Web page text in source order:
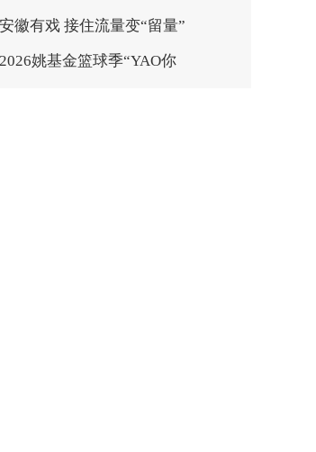
安徽有戏 接住流量变“留量”
2026姚基金篮球季“YAO你